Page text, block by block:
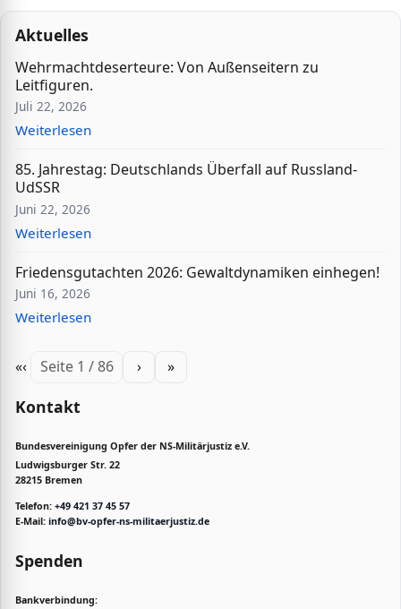
Aktuelles
Wehrmachtdeserteure: Von Außenseitern zu
Leitfiguren.
Juli 22, 2026
Weiterlesen
85. Jahrestag: Deutschlands Überfall auf Russland-
UdSSR
Juni 22, 2026
Weiterlesen
Friedensgutachten 2026: Gewaltdynamiken einhegen!
Juni 16, 2026
Weiterlesen
«‹ Seite 1 / 86 › »
Kontakt
Bundesvereinigung Opfer der NS-Militärjustiz e.V.
Ludwigsburger Str. 22
28215 Bremen
Telefon: +49 421 37 45 57
E-Mail: info@bv-opfer-ns-militaerjustiz.de
Spenden
Bankverbindung: